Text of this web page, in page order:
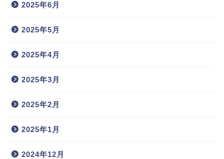
2025年6月
2025年5月
2025年4月
2025年3月
2025年2月
2025年1月
2024年12月